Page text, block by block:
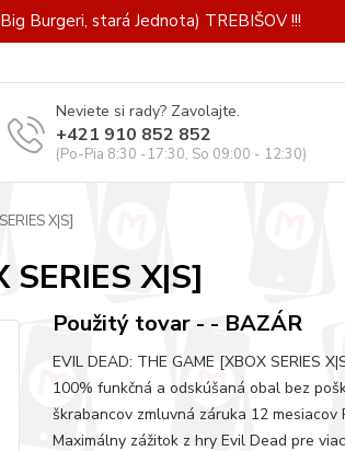
Burgeri, stará Jednota) TREBIŠOV !!!
Neviete si rady? Zavolajte.
+421 910 852 852
(Po-Pia 8:30 -17:30, So 09:00 - 12:30)
X|S]
X|S]
Použitý tovar - - BAZÁR
EVIL DEAD: THE GAME [XBOX SERIES
100% funkčná a odskúšaná obal bez
škrabancov zmluvná záruka 12 mesiacov
Maximálny zážitok z hry Evil Dead pre